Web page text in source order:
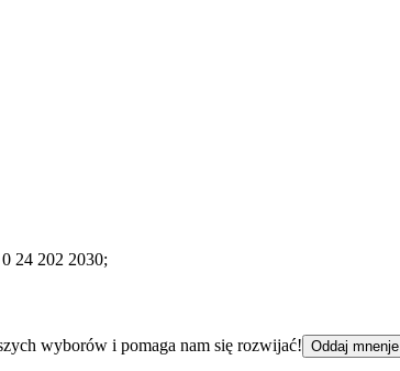
24 202 2030;
wyborów i pomaga nam się rozwijać! Oddaj mnenje